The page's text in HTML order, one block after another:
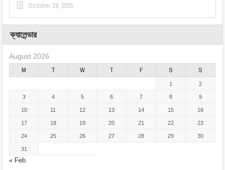
October 29, 2021
ক্যালেন্ডার
August 2026
M T W T F S S
« Feb
1 2
3 4 5 6 7 8 9
10 11 12 13 14 15 16
17 18 19 20 21 22 23
24 25 26 27 28 29 30
31